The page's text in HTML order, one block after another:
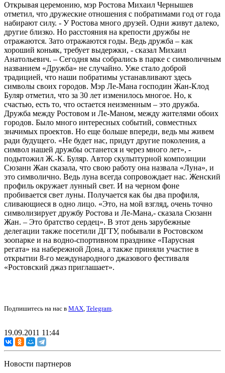
Открывая церемонию, мэр Ростова Михаил Чернышев
отметил, что дружеские отношения с побратимами год от года
набирают силу. - У Ростова много друзей. Одни живут далеко,
другие близко. Но расстояния на крепости дружбы не
отражаются. Зато отражаются годы. Ведь дружба – как
хороший коньяк, требует выдержки, - сказал Михаил
Анатольевич. – Сегодня мы собрались в парке с символичным
названием «Дружба» не случайно. Уже стало доброй
традицией, что наши побратимы устанавливают здесь
символы своих городов. Мэр Ле-Мана господин Жан-Клод
Буляр отметил, что за 30 лет изменилось многое. Но, к
счастью, есть то, что остается неизменным – это дружба.
Дружба между Ростовом и Ле-Маном, между жителями обоих
городов. Было много интересных событий, совместных
значимых проектов. Но еще больше впереди, ведь мы живем
ради будущего. «Не будет нас, придут другие поколения, а
символ нашей дружбы останется и через много лет», -
подытожил Ж.-К. Буляр. Автор скульптурной композиции
Сюзанн Жан сказала, что свою работу она назвала «Луна», и
это символично. Ведь луна всегда сопровождает нас. Женский
профиль окружает лунный свет. И на черном фоне
пробивается свет луны. Получается как бы два профиля,
сливающиеся в одно лицо. «Это, на мой взгляд, очень точно
символизирует дружбу Ростова и Ле-Мана,- сказала Сюзанн
Жан. – Это братство сердец». В этот день зарубежные
делегации также посетили ДГТУ, побывали в Ростовском
зоопарке и на водно-спортивном празднике «Парусная
регата» на набережной Дона, а также приняли участие в
открытии 8-го международного джазового фестиваля
«Ростовский джаз приглашает».
Подпишитесь на нас в MAX, Telegram.
19.09.2011 11:44
Новости партнеров